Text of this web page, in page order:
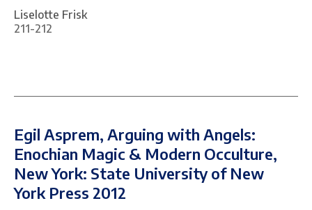
Liselotte Frisk
211-212
Egil Asprem, Arguing with Angels:
Enochian Magic & Modern Occulture,
New York: State University of New
York Press 2012